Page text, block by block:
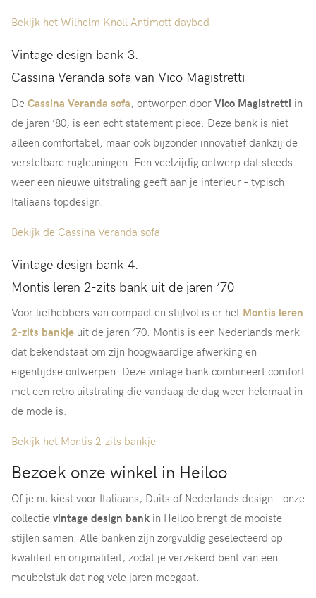
Bekijk het Wilhelm Knoll Antimott daybed
Vintage design bank 3.
Cassina Veranda sofa van Vico Magistretti
De Cassina Veranda sofa, ontworpen door Vico Magistretti in
de jaren ’80, is een echt statement piece. Deze bank is niet
alleen comfortabel, maar ook bijzonder innovatief dankzij de
verstelbare rugleuningen. Een veelzijdig ontwerp dat steeds
weer een nieuwe uitstraling geeft aan je interieur – typisch
Italiaans topdesign.
Bekijk de Cassina Veranda sofa
Vintage design bank 4.
Montis leren 2-zits bank uit de jaren ’70
Voor liefhebbers van compact en stijlvol is er het Montis leren
2-zits bankje uit de jaren ’70. Montis is een Nederlands merk
dat bekendstaat om zijn hoogwaardige afwerking en
eigentijdse ontwerpen. Deze vintage bank combineert comfort
met een retro uitstraling die vandaag de dag weer helemaal in
de mode is.
Bekijk het Montis 2-zits bankje
Bezoek onze winkel in Heiloo
Of je nu kiest voor Italiaans, Duits of Nederlands design – onze
collectie vintage design bank in Heiloo brengt de mooiste
stijlen samen. Alle banken zijn zorgvuldig geselecteerd op
kwaliteit en originaliteit, zodat je verzekerd bent van een
meubelstuk dat nog vele jaren meegaat.